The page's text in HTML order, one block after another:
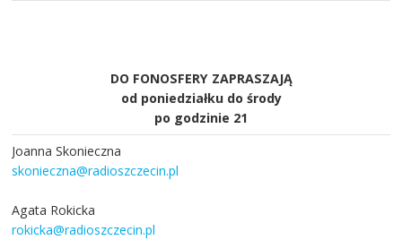
DO FONOSFERY ZAPRASZAJĄ
od poniedziałku do środy
po godzinie 21
Joanna Skonieczna
skonieczna@radioszczecin.pl
Agata Rokicka
rokicka@radioszczecin.pl